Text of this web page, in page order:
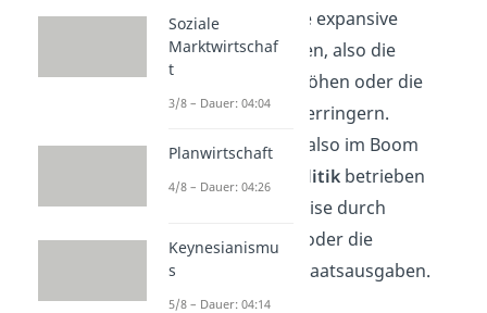
einerRezession
eine expansive
Fiskalpolitik betreiben, also die
Staatsausgaben erhöhen oder die
Steuereinnahmen
verringern.
Umgekehrt müsste also im Boom
restriktive Fiskalpolitik betrieben
werden, beispielsweise durch
Steuererhöhungen oder die
Verringerung von Staatsausgaben.
Soziale
Marktwirtschaf
t
3/8 – Dauer: 04:04
Planwirtschaft
4/8 – Dauer: 04:26
Keynesianismu
s
5/8 – Dauer: 04:14